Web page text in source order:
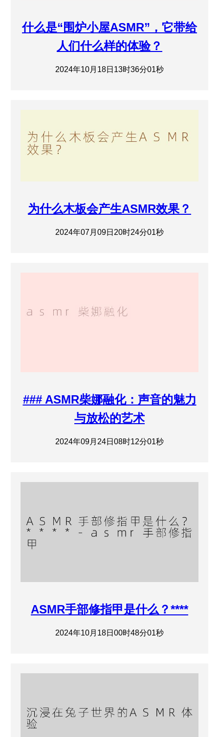
什么是“围炉小屋ASMR”，它带给
人们什么样的体验？
2024年10月18日13时36分01秒
为什么木板会产生ASMR效果？
2024年07月09日20时24分01秒
### ASMR柴娜融化：声音的魅力
与放松的艺术
2024年09月24日08时12分01秒
ASMR手部修指甲是什么？****
2024年10月18日00时48分01秒